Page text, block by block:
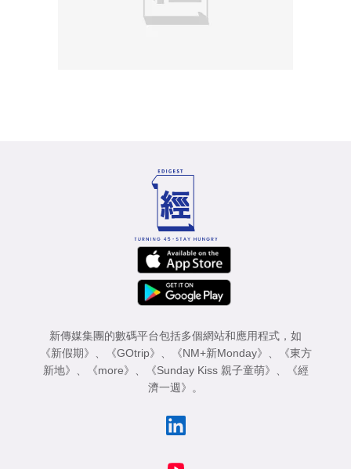
新傳媒集團的數碼平台包括多個網站和應用程式，如
《新假期》
《GOtrip》 《NM+新Monday》
《東方
新地》
《more》 《Sunday Kiss 親子童萌》
《經
濟一週》
。